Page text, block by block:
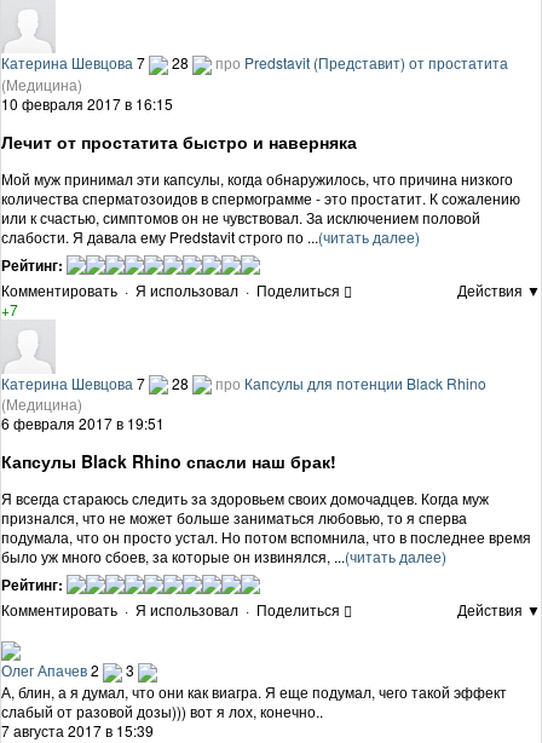
Катерина Шевцова 7 28 про Predstavit (Представит) от простатита
(Медицина)
10 февраля 2017 в 16:15
Лечит от простатита быстро и наверняка
Мой муж принимал эти капсулы, когда обнаружилось, что причина низкого
количества сперматозоидов в спермограмме - это простатит. К сожалению
или к счастью, симптомов он не чувствовал. За исключением половой
слабости. Я давала ему Predstavit строго по ...(читать далее)
Рейтинг:
Комментировать · Я использовал · Поделиться
Действия ▼
+7
Катерина Шевцова 7 28 про Капсулы для потенции Black Rhino
(Медицина)
6 февраля 2017 в 19:51
Капсулы Black Rhino спасли наш брак!
Я всегда стараюсь следить за здоровьем своих домочадцев. Когда муж
признался, что не может больше заниматься любовью, то я сперва
подумала, что он просто устал. Но потом вспомнила, что в последнее время
было уж много сбоев, за которые он извинялся, ...(читать далее)
Рейтинг:
Комментировать · Я использовал · Поделиться Действия ▼
Олег Апачев2
3
А, блин, а я думал, что они как виагра. Я еще подумал, чего такой эффект
слабый от разовой дозы))) вот я лох, конечно..
7 августа 2017 в 15:39